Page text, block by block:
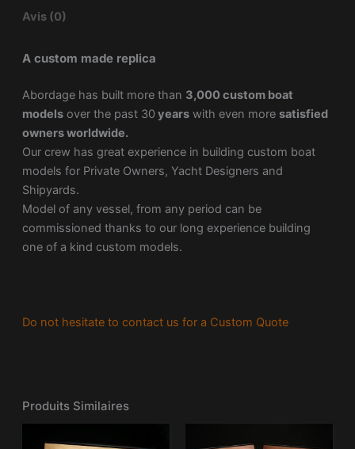
Avis (0)
A custom made replica
Abordage has built more than 3,000 custom boat
modelsover the past 30 yearswith even more satisfied
owners worldwide.
Our crew has great experience in building custom boat
models for Private Owners, Yacht Designers and
Shipyards.
Model of any vessel, from any period can be
commissioned thanks to our long experience building
one of a kind custom models.
Do not hesitate to contact us for a Custom Quote
Produits Similaires